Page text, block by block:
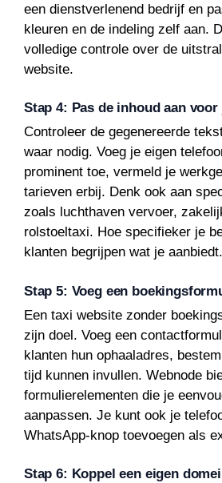
een dienstverlenend bedrijf en
kleuren en de indeling zelf aan.
volledige controle over de
website.
Stap 4: Pas de inhoud aan
Controleer de gegenereerde
waar nodig. Voeg je eigen
prominent toe, vermeld je
tarieven erbij. Denk ook aan
zoals luchthaven vervoer,
rolstoeltaxi. Hoe specifieker je
klanten begrijpen wat je aanbiedt.
Stap 5: Voeg een
Een taxi website zonder
zijn doel. Voeg een
klanten hun ophaaladres,
tijd kunnen invullen. Webnode
formulierelementen die je
aanpassen. Je kunt ook je
WhatsApp-knop toevoegen als
Stap 6: Koppel een eigen